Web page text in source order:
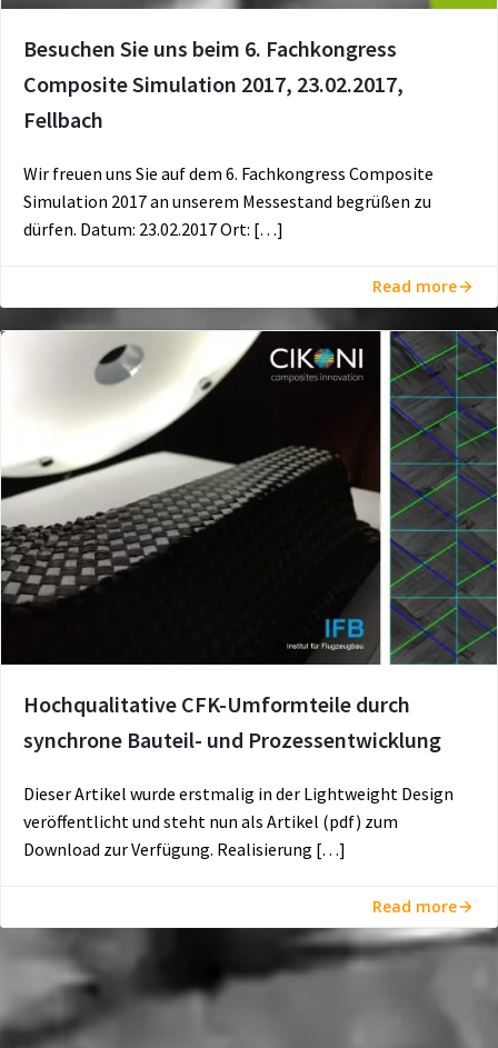
Besuchen Sie uns beim 6. Fachkongress
Composite Simulation 2017, 23.02.2017,
Fellbach
Wir freuen uns Sie auf dem 6. Fachkongress Composite
Simulation 2017 an unserem Messestand begrüßen zu
dürfen. Datum: 23.02.2017 Ort: […]
Read more
Hochqualitative CFK-Umformteile durch
synchrone Bauteil- und Prozessentwicklung
Dieser Artikel wurde erstmalig in der Lightweight Design
veröffentlicht und steht nun als Artikel (pdf) zum
Download zur Verfügung. Realisierung […]
Read more